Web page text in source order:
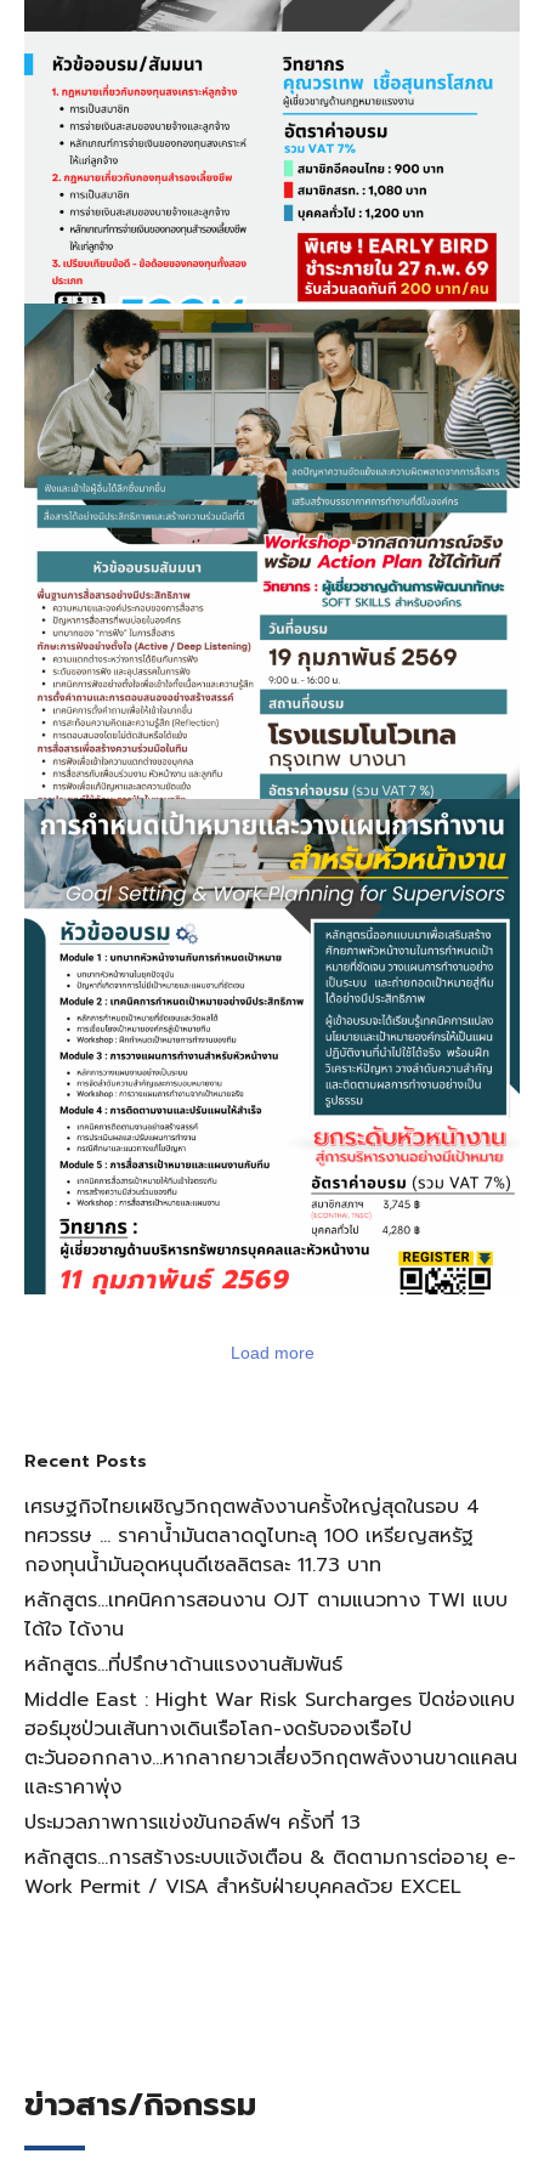
สงเคราะห์ลูกจ้างและกองทุนสำรอง
เลี้ยงชีพ: จุดตัดสินใจสำคัญของ
นายจ้างเพื่อประโยชน์สูงสุด ภายใต้
กฎหมายใหม่
January 21, 2026
หลักสูตร…การสื่อสารอย่างมี
ประสิทธิภาพ ด้วยทักษะการฟังอย่าง
January 16, 2026
หลักสูตร…การกำหนดเป้าหมายและ
วางแผนการทำงานสำหรับหัวหน้างาน
Load more
Recent Posts
เศรษฐกิจไทยเผชิญวิกฤตพลังงานครั้งใหญ่สุดในรอบ 4
ทศวรรษ … ราคาน้ำมันตลาดดูไบทะลุ 100 เหรียญสหรัฐ
กองทุนน้ำมันอุดหนุนดีเซลลิตรละ 11.73 บาท
หลักสูตร…เทคนิคการสอนงาน OJT ตามแนวทาง TWI แบบ
ได้ใจ ได้งาน
หลักสูตร…ที่ปรึกษาด้านแรงงานสัมพันธ์
Middle East : Hight War Risk Surcharges ปิดช่องแคบ
ฮอร์มุซป่วนเส้นทางเดินเรือโลก-งดรับจองเรือไป
ตะวันออกกลาง…หากลากยาวเสี่ยงวิกฤตพลังงานขาดแคลน
และราคาพุ่ง
ประมวลภาพการแข่งขันกอล์ฟฯ ครั้งที่ 13
หลักสูตร…การสร้างระบบแจ้งเตือน & ติดตามการต่ออายุ e-
Work Permit / VISA สำหรับฝ่ายบุคคลด้วย EXCEL
ข่าวสาร/กิจกรรม